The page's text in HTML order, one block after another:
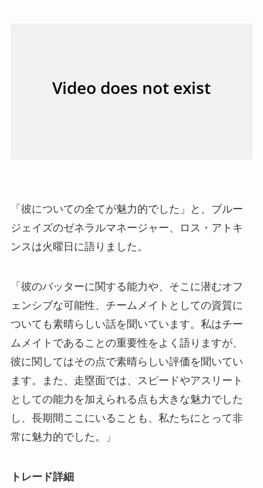
「彼についての全てが魅力的でした」と、ブルー
ジェイズのゼネラルマネージャー、ロス・アトキ
ンスは火曜日に語りました。
「彼のバッターに関する能力や、そこに潜むオフ
ェンシブな可能性、チームメイトとしての資質に
ついても素晴らしい話を聞いています。私はチー
ムメイトであることの重要性をよく語りますが、
彼に関してはその点で素晴らしい評価を聞いてい
ます。また、走塁面では、スピードやアスリート
としての能力を加えられる点も大きな魅力でした
し、長期間ここにいることも、私たちにとって非
常に魅力的でした。」
トレード詳細